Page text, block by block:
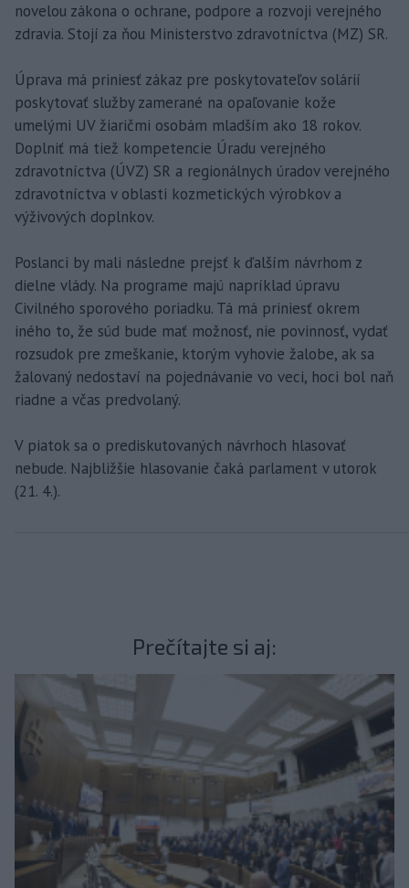
novelou zákona o ochrane, podpore a rozvoji verejného
zdravia. Stojí za ňou Ministerstvo zdravotníctva (MZ) SR.
Úprava má priniesť zákaz pre poskytovateľov solárií
poskytovať služby zamerané na opaľovanie kože
umelými UV žiaričmi osobám mladším ako 18 rokov.
Doplniť má tiež kompetencie Úradu verejného
zdravotníctva (ÚVZ) SR a regionálnych úradov verejného
zdravotníctva v oblasti kozmetických výrobkov a
výživových doplnkov.
Poslanci by mali následne prejsť k ďalším návrhom z
dielne vlády. Na programe majú napríklad úpravu
Civilného sporového poriadku. Tá má priniesť okrem
iného to, že súd bude mať možnosť, nie povinnosť, vydať
rozsudok pre zmeškanie, ktorým vyhovie žalobe, ak sa
žalovaný nedostaví na pojednávanie vo veci, hoci bol naň
riadne a včas predvolaný.
V piatok sa o prediskutovaných návrhoch hlasovať
nebude. Najbližšie hlasovanie čaká parlament v utorok
(21. 4.).
Prečítajte si aj: